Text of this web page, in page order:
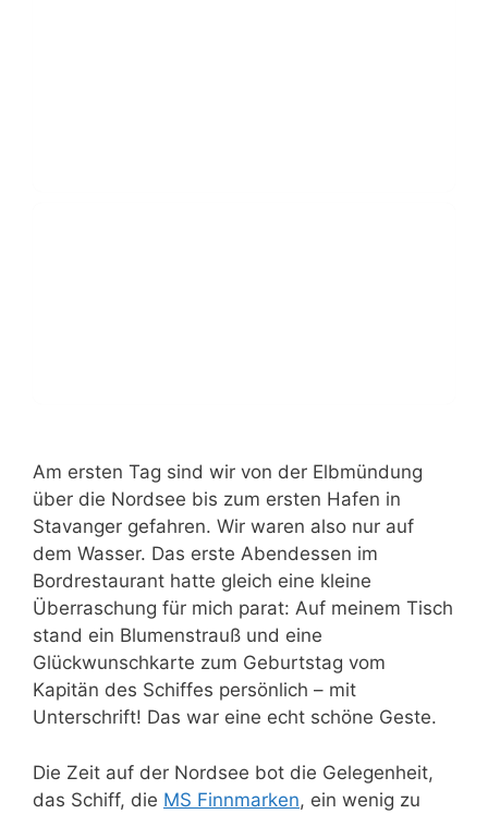
Am ersten Tag sind wir von der Elbmündung
über die Nordsee bis zum ersten Hafen in
Stavanger gefahren. Wir waren also nur auf
dem Wasser. Das erste Abendessen im
Bordrestaurant hatte gleich eine kleine
Überraschung für mich parat: Auf meinem Tisch
stand ein Blumenstrauß und eine
Glückwunschkarte zum Geburtstag vom
Kapitän des Schiffes persönlich – mit
Unterschrift! Das war eine echt schöne Geste.
Die Zeit auf der Nordsee bot die Gelegenheit,
das Schiff, die MS Finnmarken, ein wenig zu